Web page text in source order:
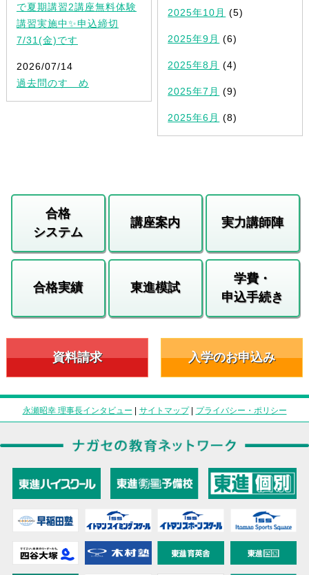
で夏期講習2講座無料体験
講習実施中✨申込締切
7/31(金)です
2026/07/14
過去問のすゝめ
2025年10月 (5)
2025年9月 (6)
2025年8月 (4)
2025年7月 (9)
2025年6月 (8)
合格
システム
講座案内 実力講師陣
合格実績 東進模試
学費・
申込手続き
資料請求 入学のお申込み
永瀬昭幸 理事長インタビュー | サイトマップ| プライバシー・ポリシー